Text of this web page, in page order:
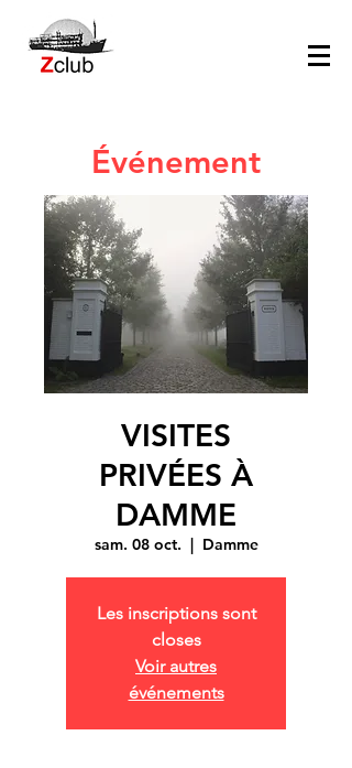
Événement
VISITES
PRIVÉES À
DAMME
sam. 08 oct.
  |
Damme
Les inscriptions sont
closes
Voir autres
événements